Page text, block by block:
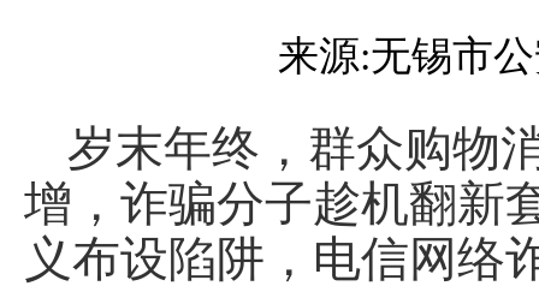
来源:无锡市
岁末年终，群众购物
增，诈骗分子趁机翻新
义布设陷阱，电信网络